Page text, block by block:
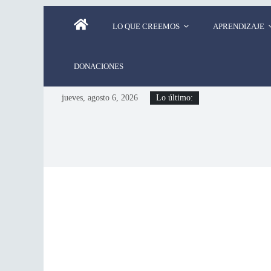
LO QUE CREEMOS APRENDIZAJE
DONACIONES
jueves, agosto 6, 2026 Lo último: